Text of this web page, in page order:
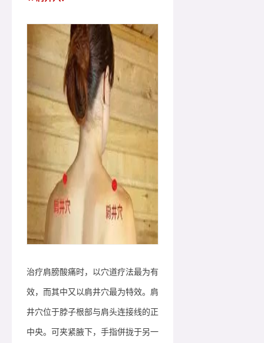
治疗肩膀酸痛时，以穴道疗法最为有
效，而其中又以肩井穴最为特效。肩
井穴位于脖子根部与肩头连接线的正
中央。可夹紧腋下，手指併拢于另一